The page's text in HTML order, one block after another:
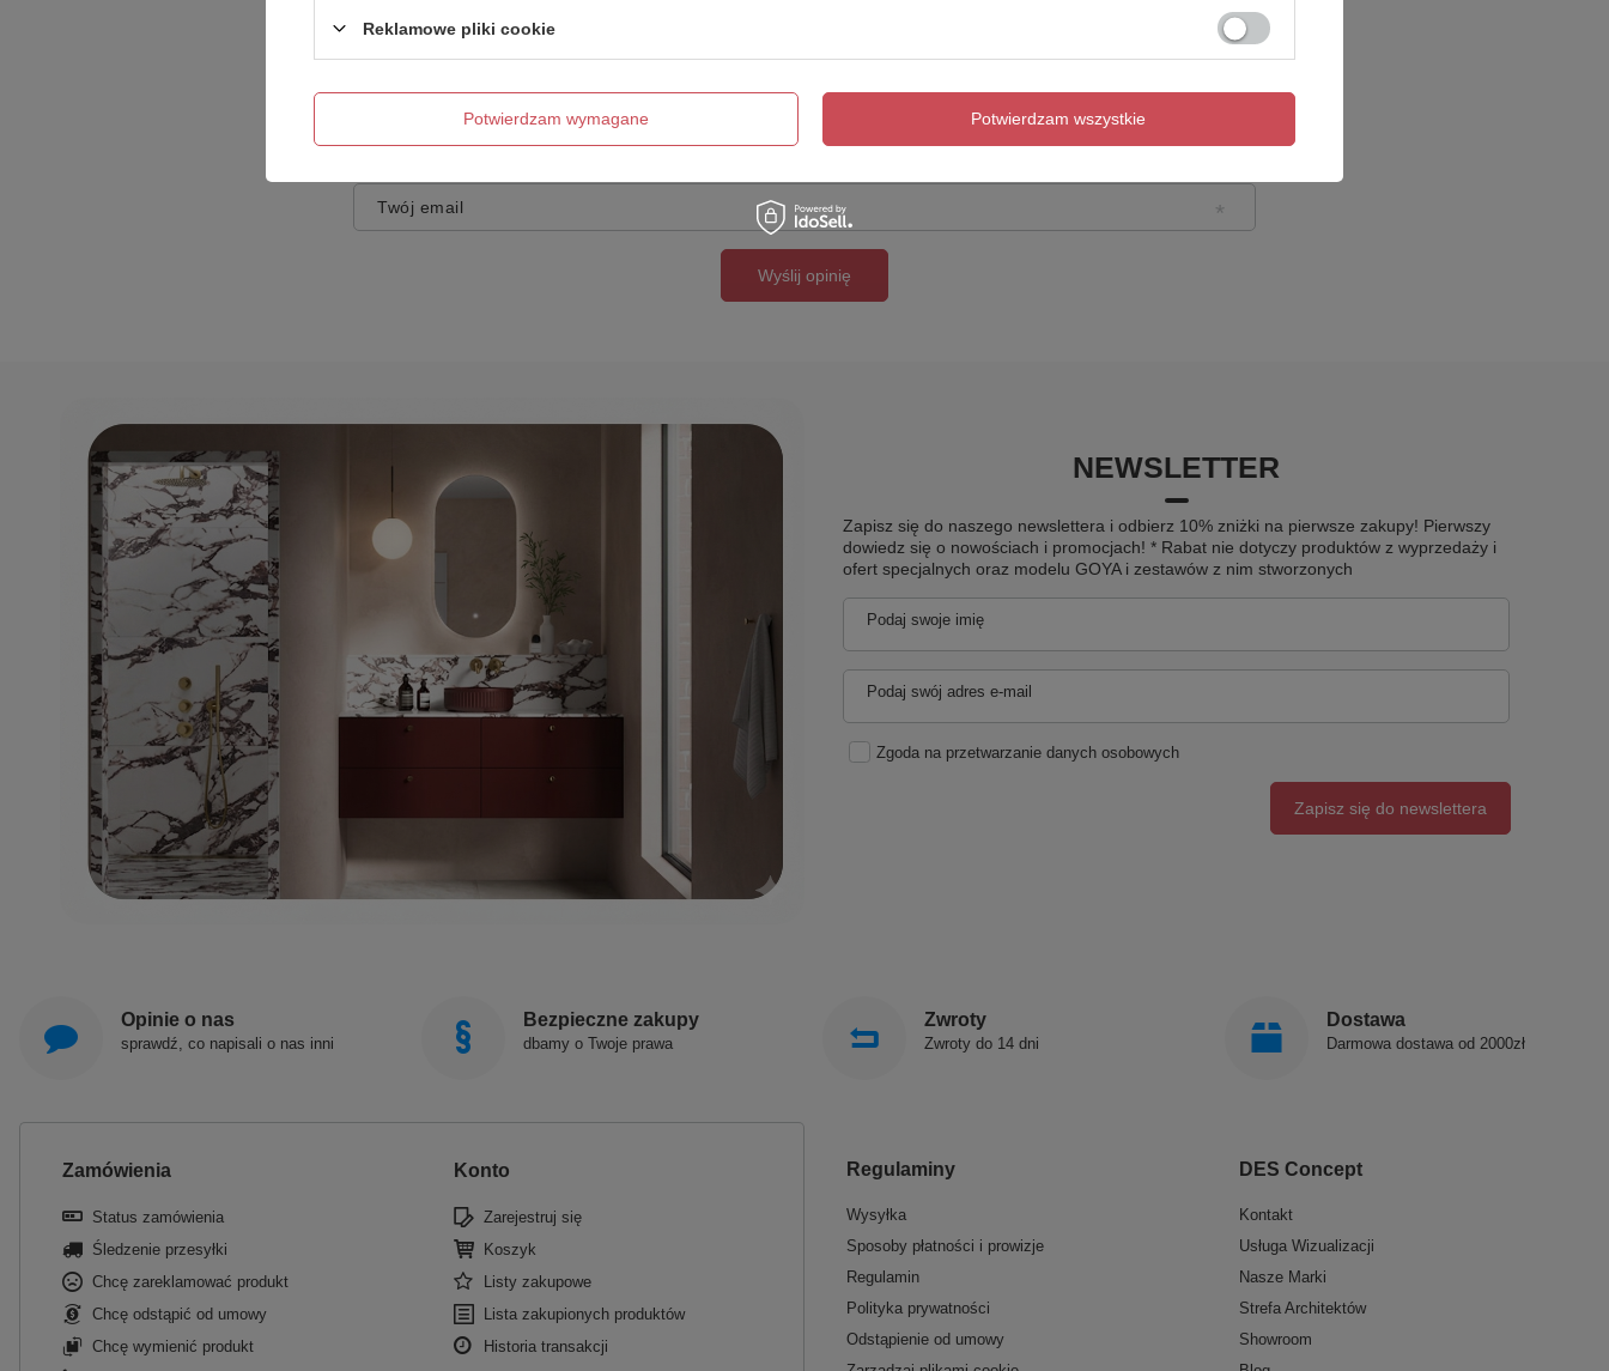
Dodaj własne zdjęcie produktu:
Twoje imię
Twój email
Wyślij opinię
NEWSLETTER
Zapisz się do naszego newslettera i odbierz 10% zniżki na pierwsze zakupy! Pierwszy
dowiedz się o nowościach i promocjach! * Rabat nie dotyczy produktów z wyprzedaży i
ofert specjalnych oraz modelu GOYA i zestawów z nim stworzonych
Podaj swoje imię
Podaj swój adres e-mail
Zgoda na przetwarzanie danych osobowych
Zapisz się do newslettera
Opinie o nas
sprawdź, co napisali o nas inni
Bezpieczne zakupy
dbamy o Twoje prawa
Zwroty
Zwroty do 14 dni
Dostawa
Darmowa dostawa od 2000zł
Zamówienia
Status zamówienia
Śledzenie przesyłki
Chcę zareklamować produkt
Chcę odstąpić od umowy
Chcę wymienić produkt
Konto
Zarejestruj się
Koszyk
Listy zakupowe
Lista zakupionych produktów
Historia transakcji
Regulaminy
Wysyłka
Sposoby płatności i prowizje
Regulamin
Polityka prywatności
Odstąpienie od umowy
DES Concept
Kontakt
Usługa Wizualizacji
Nasze Marki
Strefa Architektów
Showroom
Reklamowe pliki cookie
Potwierdzam wymagane Potwierdzam wszystkie